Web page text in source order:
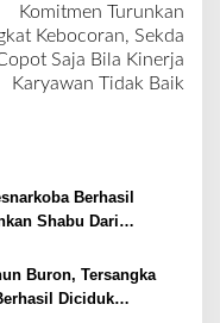
Komitmen Turunkan
Kebocoran, Sekda
Saja Bila Kinerja
Karyawan Tidak Baik
Berhasil
Shabu Dari
Buron, Tersangka
Diciduk